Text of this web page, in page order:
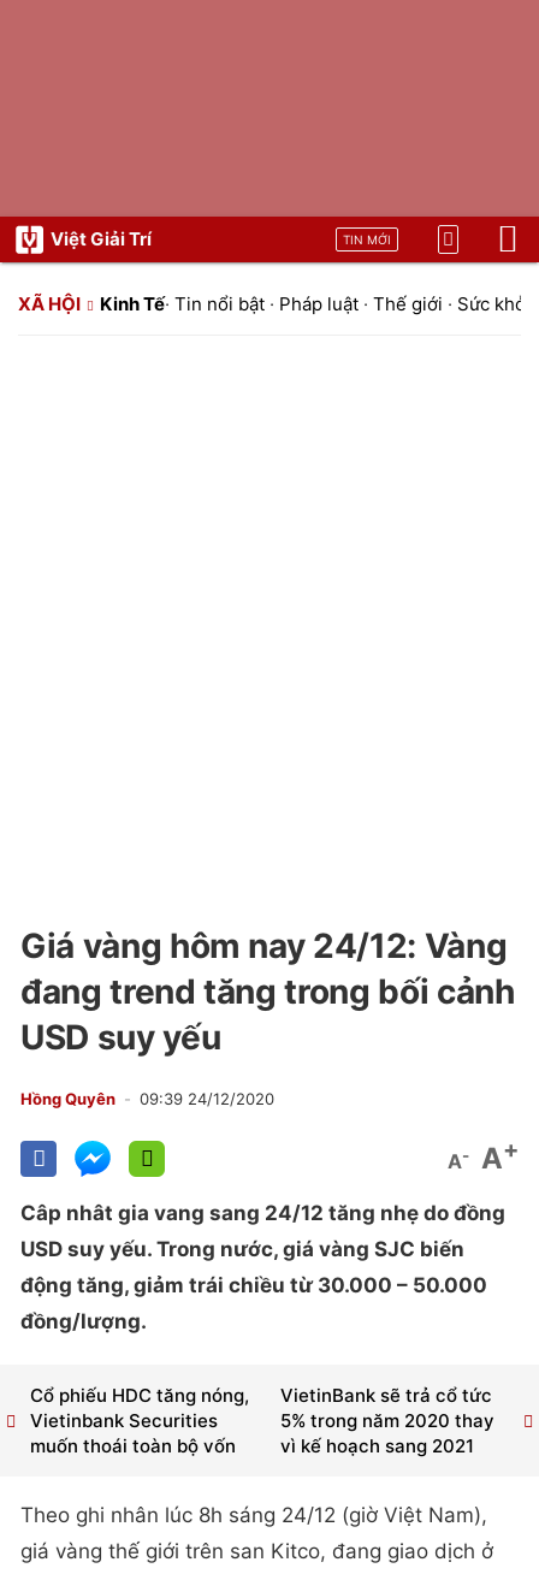
Việt Giải Trí TIN MỚI
XÃ HỘI Kinh Tế· Tin nổi bật · Pháp luật · Thế giới · Sức khỏe
Giá vàng hôm nay 24/12: Vàng
đang trend tăng trong bối cảnh
USD suy yếu
Hồng Quyên 09:39 24/12/2020
A- A+
Câp nhât gia vang sang 24/12 tăng nhẹ do đồng
USD suy yếu. Trong nước, giá vàng SJC biến
động tăng, giảm trái chiều từ 30.000 – 50.000
đồng/lượng.
VietinBank sẽ trả cổ tức
5% trong năm 2020 thay
vì kế hoạch sang 2021
Cổ phiếu HDC tăng nóng,
Vietinbank Securities
muốn thoái toàn bộ vốn
Theo ghi nhân lúc 8h sáng 24/12 (giờ Việt Nam),
giá vàng thế giới trên san Kitco, đang giao dịch ở